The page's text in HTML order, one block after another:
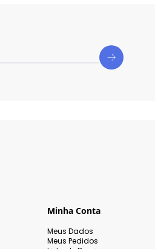
Minha Conta
Meus Dados
Meus Pedidos